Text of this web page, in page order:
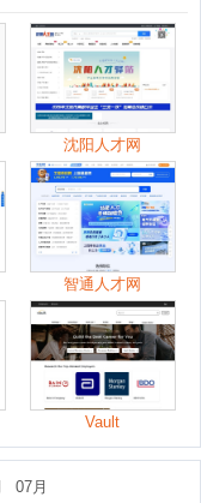
沈阳人才网
智通人才网
Vault
07月